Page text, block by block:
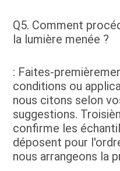
Q5. Comment
la lumière menée ?
: Faites-
conditions ou
nous citons selon
suggestions.
confirme les
déposent pour
nous arrangeons la